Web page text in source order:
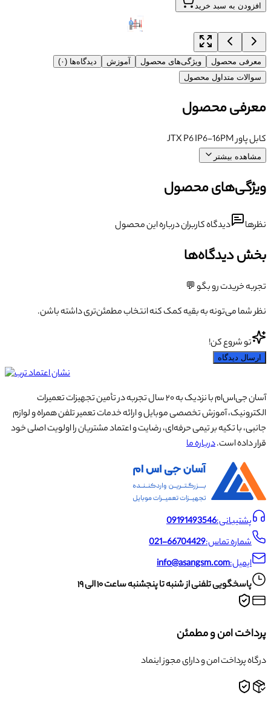
افزودن به سبد خرید
معرفی محصول ویژگی‌های محصول آموزش
دیدگاه‌ها (۰)
سوالات متداول محصول
معرفی محصول
کابل پاور JTX P6 IP6-16PM
مشاهده بیشتر
ویژگی‌های محصول
نظرها دیدگاه کاربران درباره این محصول
بخش دیدگاه‌ها
تجربه خریدت رو بگو 💬
نظر شما می‌تونه به بقیه کمک کنه انتخاب مطمئن‌تری داشته باشن.
تو شروع کن!
ارسال دیدگاه
آسان جی‌اس‌ام با نزدیک به ۲۰ سال تجربه در تأمین تجهیزات تعمیرات
الکترونیک، آموزش تخصصی موبایل و ارائه خدمات تعمیر تلفن همراه و لوازم
جانبی، با تکیه بر تیمی حرفه‌ای، رضایت و اعتماد مشتریان را اولویت اصلی خود
قرار داده است.درباره ما
پشتیبانی:09191493546
شماره تماس:021-66704429
ایمیل:info@asangsm.com
پاسخگویی تلفنی از شنبه تا پنجشنبه ساعت ۱۰ الی ۱۹
پرداخت امن و مطمئن
درگاه پرداخت امن و دارای مجوز اینماد